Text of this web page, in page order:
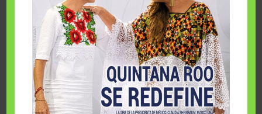
Fairmont Mayakoba y Make-A-Wish México unieron
esfuerzos para hacer realidad el deseo de una …